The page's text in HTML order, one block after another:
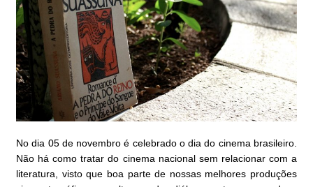
No dia 05 de novembro é celebrado o dia do cinema brasileiro.
Não há como tratar do cinema nacional sem relacionar com a
literatura, visto que boa parte de nossas melhores produções